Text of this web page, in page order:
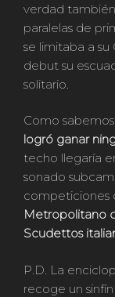
verdad
paralelas de
se limitaba a su
debut su
solitario.
Como
logró ganar
techo llegaría
sonado
competiciones
Metropolitano
Scudettos
P.D. La
recoge un